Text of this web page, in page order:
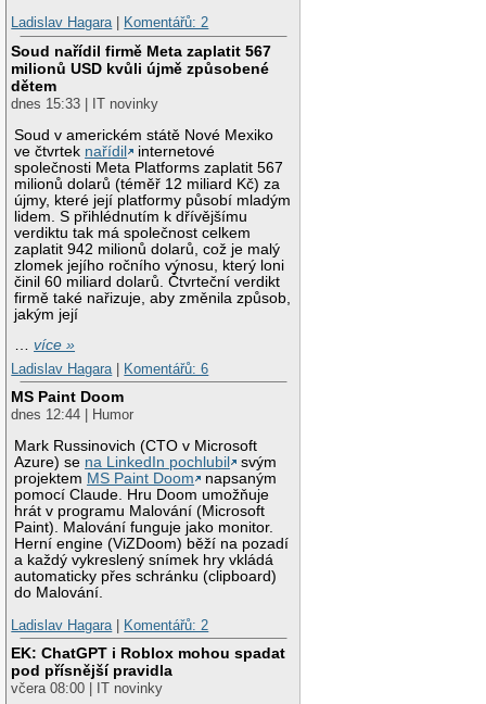
Ladislav Hagara| Komentářů: 2
Soud nařídil firmě Meta zaplatit 567
milionů USD kvůli újmě způsobené
dětem
dnes 15:33 | IT novinky
Soud v americkém státě Nové Mexiko
ve čtvrtek nařídil
internetové
společnosti Meta Platforms zaplatit 567
milionů dolarů (téměř 12 miliard Kč) za
újmy, které její platformy působí mladým
lidem. S přihlédnutím k dřívějšímu
verdiktu tak má společnost celkem
zaplatit 942 milionů dolarů, což je malý
zlomek jejího ročního výnosu, který loni
činil 60 miliard dolarů. Čtvrteční verdikt
firmě také nařizuje, aby změnila způsob,
jakým její
…více »
Ladislav Hagara
Komentářů: 6
MS Paint Doom
dnes 12:44 | Humor
Mark Russinovich (CTO v Microsoft
Azure) se na LinkedIn pochlubil
svým
projektem MS Paint Doom
napsaným
pomocí Claude. Hru Doom umožňuje
hrát v programu Malování (Microsoft
Paint). Malování funguje jako monitor.
Herní engine (ViZDoom) běží na pozadí
a každý vykreslený snímek hry vkládá
automaticky přes schránku (clipboard)
do Malování.
Ladislav Hagara
Komentářů: 2
EK: ChatGPT i Roblox mohou spadat
pod přísnější pravidla
včera 08:00 | IT novinky